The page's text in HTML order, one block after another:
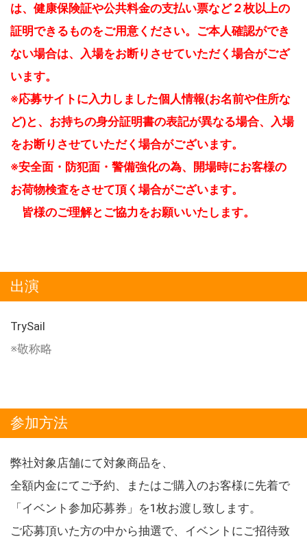
は、健康保険証や公共料金の支払い票など２枚以上の
証明できるものをご用意ください。ご本人確認ができ
ない場合は、入場をお断りさせていただく場合がござ
います。
※応募サイトに入力しました個人情報(お名前や住所な
ど)と、お持ちの身分証明書の表記が異なる場合、入場
をお断りさせていただく場合がございます。
※安全面・防犯面・警備強化の為、開場時にお客様の
お荷物検査をさせて頂く場合がございます。
皆様のご理解とご協力をお願いいたします。
出演
TrySail
※敬称略
参加方法
弊社対象店舗にて対象商品を、
全額内金にてご予約、またはご購入のお客様に先着で
「イベント参加応募券」を1枚お渡し致します。
ご応募頂いた方の中から抽選で、イベントにご招待致